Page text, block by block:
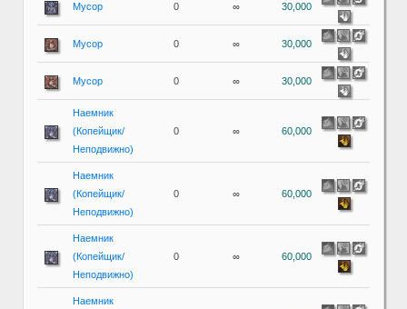
Мусор 0 ∞ 30,000
Мусор 0 ∞ 30,000
Мусор 0 ∞ 30,000
Наемник
(Копейщик/
Неподвижно)
0 ∞ 60,000
Наемник
(Копейщик/
Неподвижно)
0 ∞ 60,000
Наемник
(Копейщик/
Неподвижно)
0 ∞ 60,000
Наемник